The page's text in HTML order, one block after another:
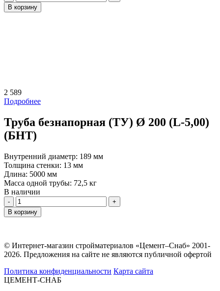
В корзину
2 589
Подробнее
Труба безнапорная (ТУ) Ø 200 (L-5,00)
(БНТ)
Внутренний диаметр: 189 мм
Толщина стенки: 13 мм
Длина: 5000 мм
Масса одной трубы: 72,5 кг
В наличии
Количество
В корзину
© Интернет-магазин стройматериалов «Цемент–Снаб» 2001-
2026. Предложения на сайте не являются публичной офертой
Политика конфиденциальности Карта сайта
ЦЕМЕНТ-СНАБ